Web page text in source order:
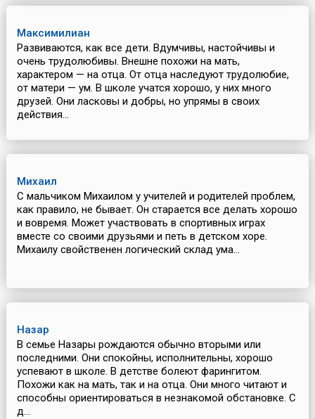
Максимилиан
Развиваются, как все дети. Вдумчивы, настойчивы и
очень трудолюбивы. Внешне похожи на мать,
характером — на отца. От отца наследуют трудолюбие,
от матери — ум. В школе учатся хорошо, у них много
друзей. Они ласковы и добры, но упрямы в своих
действия...
Михаил
С мальчиком Михаилом у учителей и родителей проблем,
как правило, не бывает. Он старается все делать хорошо
и вовремя. Может участвовать в спортивных играх
вместе со своими друзьями и петь в детском хоре.
Михаилу свойственен логический склад ума...
Назар
В семье Назары рождаются обычно вторыми или
последними. Они спокойны, исполнительны, хорошо
успевают в школе. В детстве болеют фарингитом.
Похожи как на мать, так и на отца. Они много читают и
способны ориентироваться в незнакомой обстановке. С
д...